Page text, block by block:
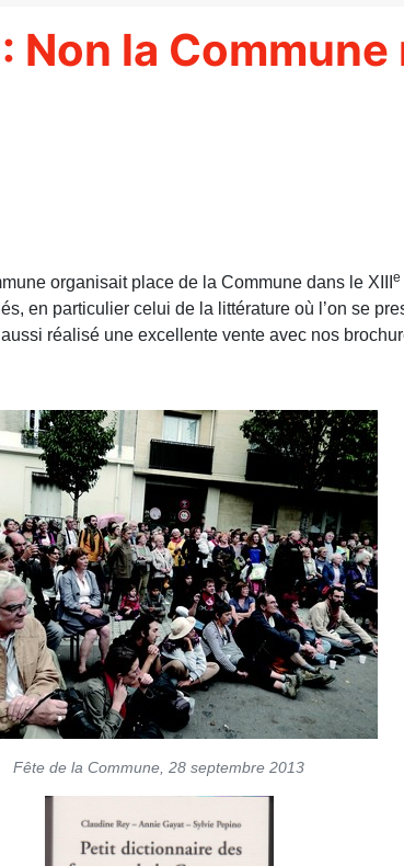
Non la Commune
organisait place de la Commune dans le XIII e
en particulier celui de la littérature où l’on se
réalisé une excellente vente avec nos
Fête de la Commune, 28 septembre 2013